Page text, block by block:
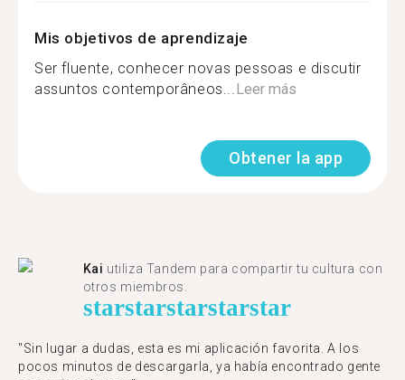
Mis objetivos de aprendizaje
Ser fluente, conhecer novas pessoas e discutir
assuntos contemporâneos...Leer más
Obtener la app
Kai utiliza Tandem para compartir tu cultura con
otros miembros.
starstarstarstarstar
"Sin lugar a dudas, esta es mi aplicación favorita. A los
pocos minutos de descargarla, ya había encontrado gente